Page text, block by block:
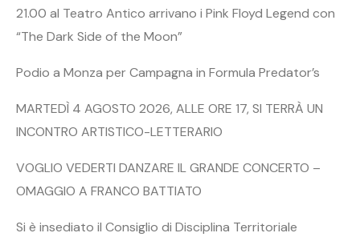
21.00 al Teatro Antico arrivano i Pink Floyd Legend con
“The Dark Side of the Moon”
Podio a Monza per Campagna in Formula Predator’s
MARTEDÌ 4 AGOSTO 2026, ALLE ORE 17, SI TERRÀ UN
INCONTRO ARTISTICO-LETTERARIO
VOGLIO VEDERTI DANZARE IL GRANDE CONCERTO –
OMAGGIO A FRANCO BATTIATO
Si è insediato il Consiglio di Disciplina Territoriale